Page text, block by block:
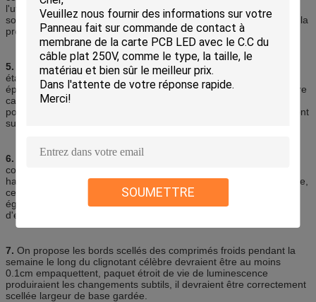
SOUMETTRE
l'utilisation de l'environnement, de la vie, des conditions etc. pour
soutenir la conception et le développement et de la production de la
production professionnelle.
5. Le poids léger froid et l'épaisseur des comprimés froids ont un
état principal très attrayant est que le poids de son poids et
épaisseur, les comprimés froids est de 0,1 grammes par centimètre
carré, et l'épaisseur est 0.2mm | 0.5mm, les conditions spéciales
pour quelques ordres, poids et épaisseur du film luminescent seront
suivis du changement.
6. Un autre avantage des comprimés froids pliant la dureté les
comprimés que froids est qu'elle a la bonne flexibilité,
habituellement 2cm au-dessus du rayon de cintrage est acceptable,
ceci des caractéristiques de recourbement de dureté, mais donne
également à les comprimés froids ont des buts plus différents
d'environnements.
7. On propose les bords scellés des comprimés froids pendant la
semaine le long du clignotant célèbre devraient être au moins
0.1cm empaquettent, paquet étroit de vie de luminescence
produiraient les changements subtils, il devraient être correctement
scellée largeur de base gardée.